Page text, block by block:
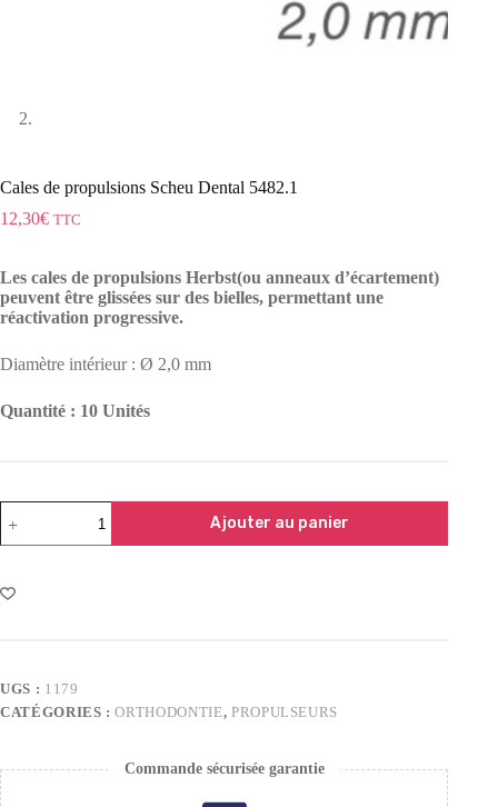
Cales de propulsions Scheu Dental 5482.1
12,30€ TTC
Les cales de propulsions Herbst(ou anneaux d’écartement)
peuvent être glissées sur des bielles, permettant une
réactivation progressive.
Diamètre intérieur : Ø 2,0 mm
Quantité : 10 Unités
Ajouter au panier
UGS : 1179
CATÉGORIES :ORTHODONTIE, PROPULSEURS
Commande sécurisée garantie